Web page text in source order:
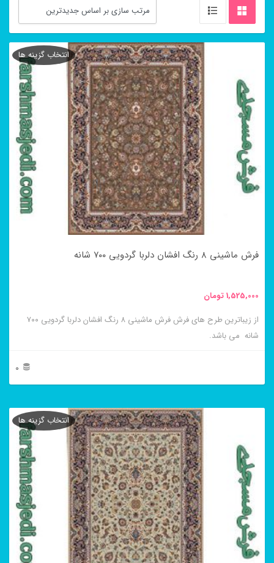
فرش ماشینی ۸ رنگ افشان دلربا گردویی ۷۰۰ شانه
1,525,000تومان
از زیباترین طرح های فرش فرش ماشینی ۸ رنگ افشان دلربا گردویی ۷۰۰
شانه می باشد.
0
انتخاب گزینه ها
محصول
مختلفی
باشد.
گزینه
ها
انتخاب گزینه ها